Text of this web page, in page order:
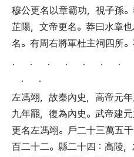
穆公更名以章霸功， 視子孫。
芷陽， 文帝更名。 莽曰水章也
名。 有周右將軍杜主祠四所。
． ． ． ． ． ． ．
． ．
左馮翊， 故秦內史， 高帝元
九年罷， 復為內史。 武帝建
更名左馮翊。 戶二十三萬五
百二十二。 縣二十四 ： 高陵，